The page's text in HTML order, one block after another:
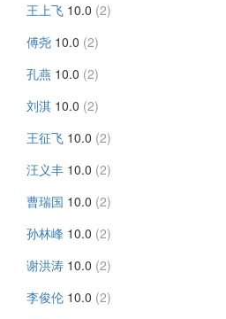
王上飞 10.0 (2)
傅尧 10.0 (2)
孔燕 10.0 (2)
刘淇 10.0 (2)
王征飞 10.0 (2)
汪义丰 10.0 (2)
曹瑞国 10.0 (2)
孙林峰 10.0 (2)
谢洪涛 10.0 (2)
李俊伦 10.0 (2)